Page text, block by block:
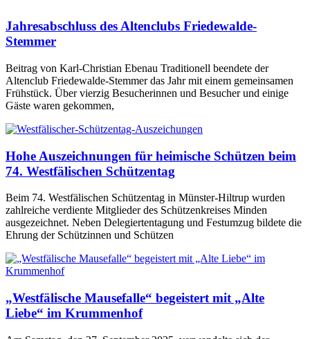
Jahresabschluss des Altenclubs Friedewalde-
Stemmer
Beitrag von Karl-Christian Ebenau Traditionell beendete der
Altenclub Friedewalde-Stemmer das Jahr mit einem gemeinsamen
Frühstück. Über vierzig Besucherinnen und Besucher und einige
Gäste waren gekommen,
Hohe Auszeichnungen für heimische Schützen beim
74. Westfälischen Schützentag
Beim 74. Westfälischen Schützentag in Münster-Hiltrup wurden
zahlreiche verdiente Mitglieder des Schützenkreises Minden
ausgezeichnet. Neben Delegiertentagung und Festumzug bildete die
Ehrung der Schützinnen und Schützen
„Westfälische Mausefalle“ begeistert mit „Alte
Liebe“ im Krummenhof